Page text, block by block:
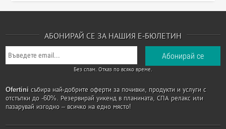
АБОНИРАЙ СЕ ЗА НАШИЯ Е-БЮЛЕТИН
Без спам. Отказ по всяко време.
Ofertini събира най-добрите оферти за почивки, продукти и услуги с
отстъпки до -60%. Резервирай уикенд в планината, СПА релакс или
пазарувай изгодно – всичко на едно място!